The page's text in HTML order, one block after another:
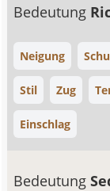
Bedeutung
Neigung
Stil Zug
Einschlag
Bedeutung